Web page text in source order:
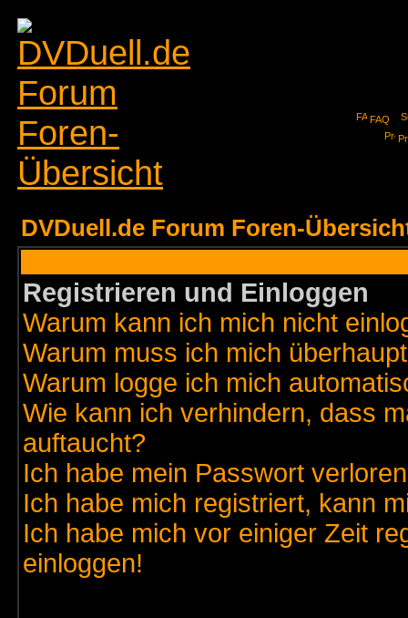
FAQ
DVDuell.de Forum Foren-
Registrieren und Einloggen
Warum kann ich mich nicht
Warum muss ich mich
Warum logge ich mich
Wie kann ich verhindern, dass
auftaucht?
Ich habe mein Passwort
Ich habe mich registriert, kann
Ich habe mich vor einiger Zeit
einloggen!